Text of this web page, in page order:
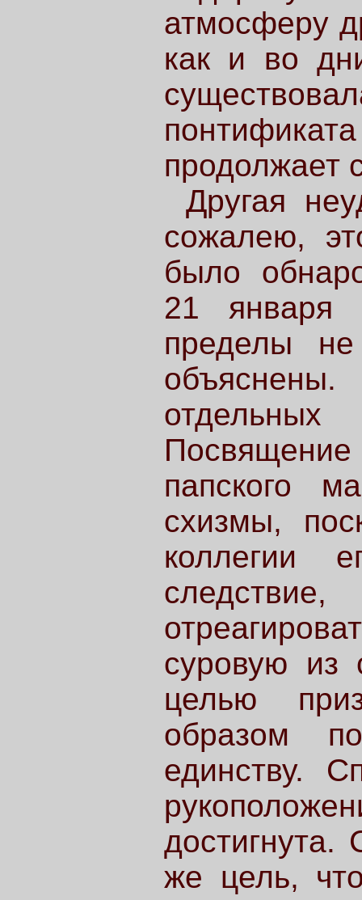
атмосферу
как и во
продолжает
Другая
сожалею,
было
21 января
пределы
папского
схизмы,
коллегии
суровую из
целью
образом
единству.
достигнута.
же цель,